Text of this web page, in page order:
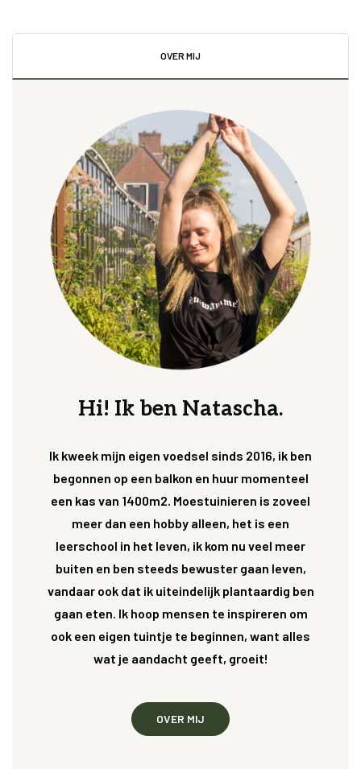
OVER MIJ
Hi! Ik ben Natascha.
Ik kweek mijn eigen voedsel sinds 2016, ik ben
begonnen op een balkon en huur momenteel
een kas van 1400m2. Moestuinieren is zoveel
meer dan een hobby alleen, het is een
leerschool in het leven, ik kom nu veel meer
buiten en ben steeds bewuster gaan leven,
vandaar ook dat ik uiteindelijk plantaardig ben
gaan eten. Ik hoop mensen te inspireren om
ook een eigen tuintje te beginnen, want alles
wat je aandacht geeft, groeit!
OVER MIJ